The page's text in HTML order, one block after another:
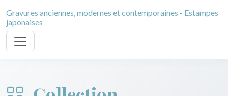
Gravures anciennes, modernes et contemporaines - Estampes
japonaises